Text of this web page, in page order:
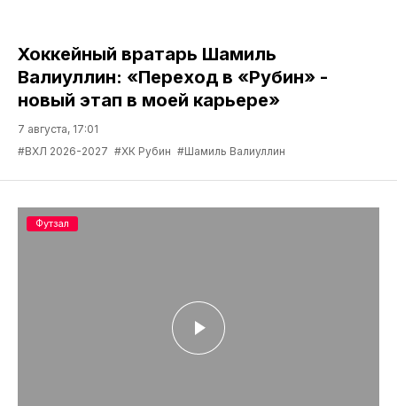
Хоккейный вратарь Шамиль
Валиуллин: «Переход в «Рубин» -
новый этап в моей карьере»
7 августа, 17:01
#ВХЛ 2026-2027 #ХК Рубин #Шамиль Валиуллин
Футзал